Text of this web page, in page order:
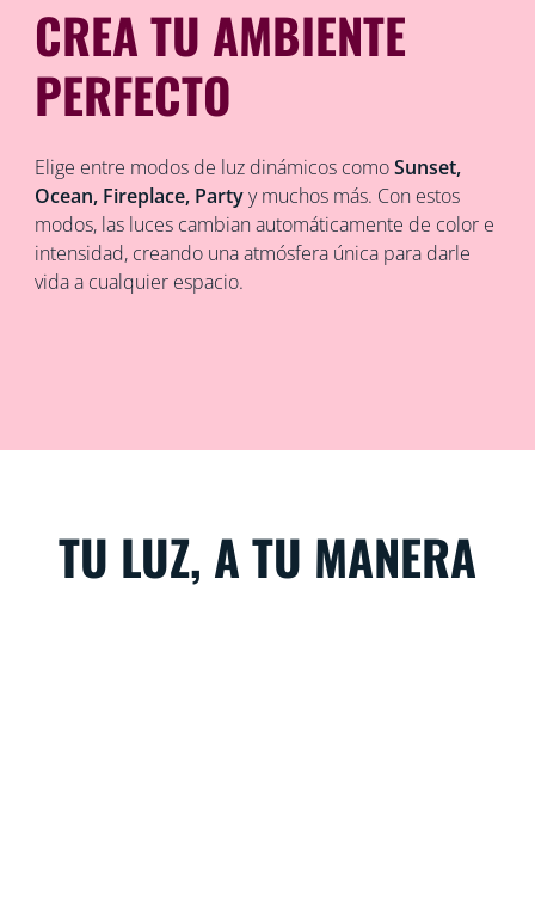
CREA TU AMBIENTE
PERFECTO
Elige entre modos de luz dinámicos comoSunset,
Ocean, Fireplace, Partyy muchos más. Con estos
modos, las luces cambian automáticamente de color e
intensidad, creando una atmósfera única para darle
vida a cualquier espacio.
TU LUZ, A TU MANERA